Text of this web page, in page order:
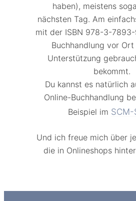
haben), meistens
nächsten Tag. Am
mit der ISBN 978-3-
Buchhandlung vor
Unterstützung
bekommt.
Du kannst es natürlich
Online-Buchhandlung
Beispiel im SCM-
Und ich freue mich über
die in Onlineshops